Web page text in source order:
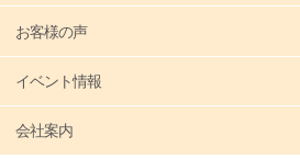
お客様の声
イベント情報
会社案内